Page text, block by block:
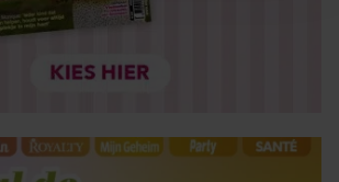
te analyseren. Ook delen we
gebruik van onze site met onze
media, adverteren en analyse. Deze
van uw gebruik van hun services. U
onze cookies als u onze website blijft